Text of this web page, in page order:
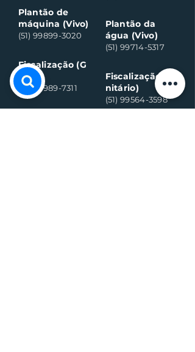
Plantão de
máquina (Vivo)
(51) 99899-3020
Fiscalização (G
eral)
(51) 99989-7311
Plantão da
água (Vivo)
(51) 99714-5317
Fiscalização (Sa
nitário)
(51) 99564-3598